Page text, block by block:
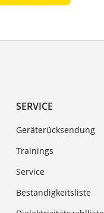
SERVICE
Geräterücksendung
Trainings
Service
Beständigkeitsliste